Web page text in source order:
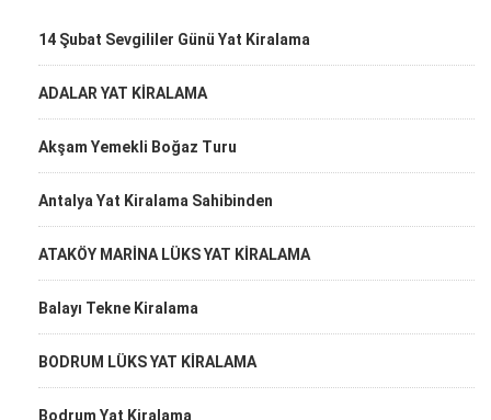
14 Şubat Sevgililer Günü Yat Kiralama
ADALAR YAT KİRALAMA
Akşam Yemekli Boğaz Turu
Antalya Yat Kiralama Sahibinden
ATAKÖY MARİNA LÜKS YAT KİRALAMA
Balayı Tekne Kiralama
BODRUM LÜKS YAT KİRALAMA
Bodrum Yat Kiralama